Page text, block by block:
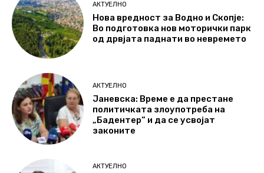
АКТУЕЛНО
Нова вредност за Водно и Скопје:
Во подготовка нов моторички парк
од дрвјата паднати во невремето
АКТУЕЛНО
Јаневска: Време е да престане
политичката злоупотреба на
„Бадентер“ и да се усвојат
законите
АКТУЕЛНО